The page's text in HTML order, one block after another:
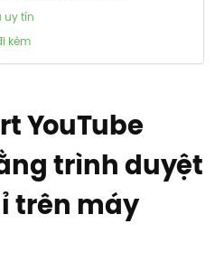
uy tín
kèm
YouTube
trình duyệt
trên máy